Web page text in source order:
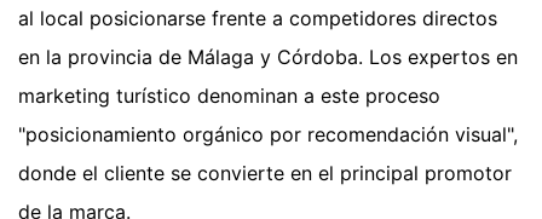
al local posicionarse frente a competidores directos
en la provincia de Málaga y Córdoba. Los expertos en
marketing turístico denominan a este proceso
"posicionamiento orgánico por recomendación visual",
donde el cliente se convierte en el principal promotor
de la marca.